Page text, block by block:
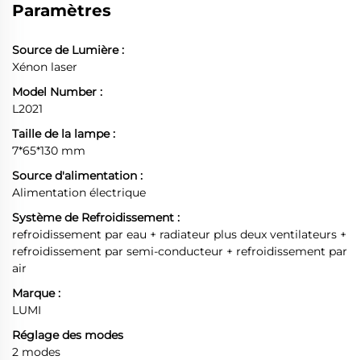
Paramètres
Source de Lumière :
Xénon laser
Model Number :
L2021
Taille de la lampe :
7*65*130 mm
Source d'alimentation :
Alimentation électrique
Système de Refroidissement :
refroidissement par eau + radiateur plus deux ventilateurs +
refroidissement par semi-conducteur + refroidissement par
air
Marque :
LUMI
Réglage des modes
2 modes